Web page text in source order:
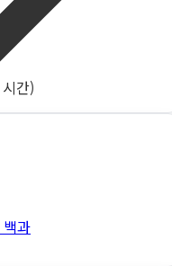
백과
간)